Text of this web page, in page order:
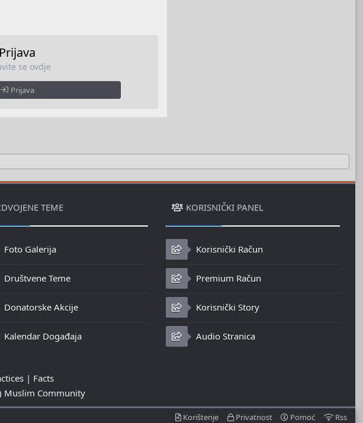
Prijava
se ovdje
Prijava
TEME
Foto Galerija
Društvene Teme
Donatorske Akcije
Kalendar Događaja
KORISNIČKI PANEL
Korisnički Račun
Premium Račun
Korisnički Story
Audio Stranica
| Facts
Muslim Community
Korištenje Privatnost Pomoć Rss